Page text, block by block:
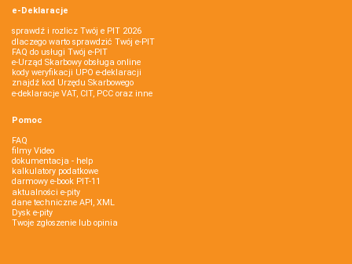
e-Deklaracje
sprawdź i rozlicz Twój e PIT 2026
dlaczego warto sprawdzić Twój e-PIT
FAQ do usługi Twój e-PIT
e-Urząd Skarbowy obsługa online
kody weryfikacji UPO e-deklaracji
znajdź kod Urzędu Skarbowego
e-deklaracje VAT, CIT, PCC oraz inne
Pomoc
FAQ
filmy Video
dokumentacja - help
kalkulatory podatkowe
darmowy e-book PIT-11
aktualności e-pity
dane techniczne API, XML
Dysk e-pity
Twoje zgłoszenie lub opinia